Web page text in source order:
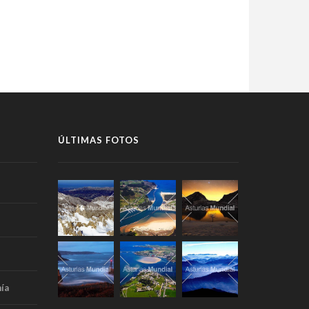
ÚLTIMAS FOTOS